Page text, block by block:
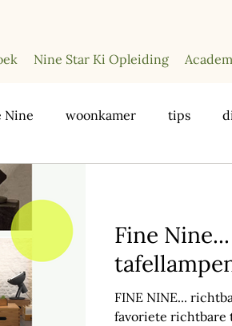
Nine Star Ki Opleiding
Nine woonkamer tips
Fine
FINE NINE...
favoriete richtbare